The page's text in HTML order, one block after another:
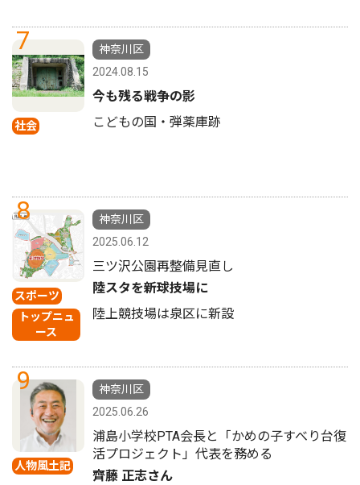
7
社会
神奈川区
2024.08.15
今も残る戦争の影
こどもの国・弾薬庫跡
8
スポーツ
トップニュ
ース
神奈川区
2025.06.12
三ツ沢公園再整備見直し
陸スタを新球技場に
陸上競技場は泉区に新設
9
人物風土記
神奈川区
2025.06.26
浦島小学校PTA会長と「かめの子すべり台復
活プロジェクト」代表を務める
齊藤 正志さん